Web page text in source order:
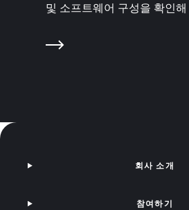
및 소프트웨어 구성을 확인
회사 소개
참여하기